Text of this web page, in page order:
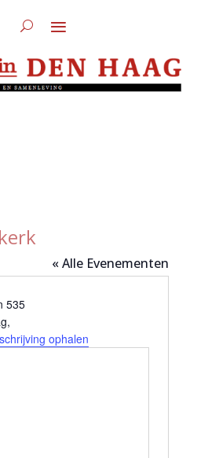
« Alle Evenementen
535
,
ophalen